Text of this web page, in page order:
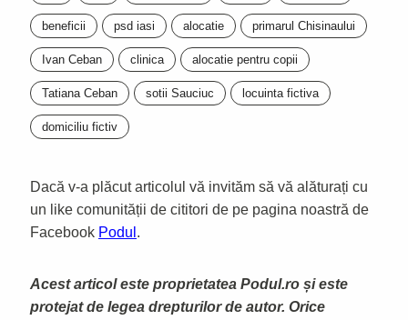
beneficii psd iasi alocatie primarul Chisinaului
Ivan Ceban clinica alocatie pentru copii
Tatiana Ceban sotii Sauciuc locuinta fictiva
domiciliu fictiv
Dacă v-a plăcut articolul vă invităm să vă alăturați cu
un like comunității de cititori de pe pagina noastră de
Facebook Podul .
Acest articol este proprietatea Podul.ro și este
protejat de legea drepturilor de autor. Orice